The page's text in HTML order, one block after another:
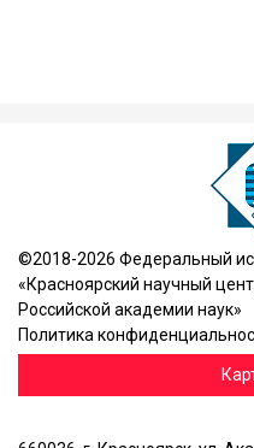
©2018-2026 Федеральный
«Красноярский научный
Российской академии наук»
Политика